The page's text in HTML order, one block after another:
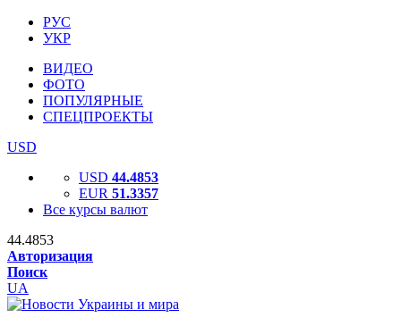
РУС
УКР
ВИДЕО
ФОТО
ПОПУЛЯРНЫЕ
СПЕЦПРОЕКТЫ
USD
USD 44.4853
EUR 51.3357
Все курсы валют
44.4853
Авторизация
Поиск
UA